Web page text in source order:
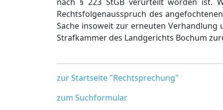
Rechtsfolgenausspruch des
Sache insoweit zur erneuten Verhandlung
Strafkammer des Landgerichts Bochum
zur Startseite "Rechtsprechung"
zum Suchformular